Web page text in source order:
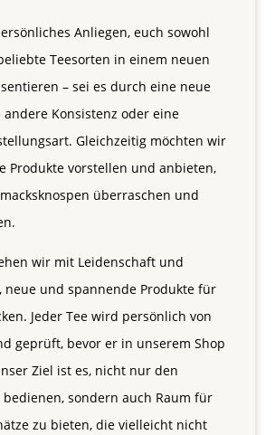
Anliegen, euch sowohl
Teesorten in einem neuen
– sei es durch eine neue
andere Konsistenz oder eine
Gleichzeitig möchten wir
Produkte vorstellen und anbieten,
überraschen und
wir mit Leidenschaft und
neue und spannende Produkte für
Jeder Tee wird persönlich von
geprüft, bevor er in unserem Shop
Ziel ist es, nicht nur den
sondern auch Raum für
zu bieten, die vielleicht nicht